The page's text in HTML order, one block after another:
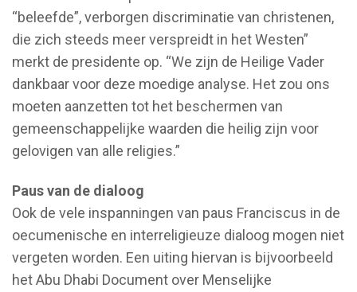
“beleefde”, verborgen discriminatie van christenen,
die zich steeds meer verspreidt in het Westen”
merkt de presidente op. “We zijn de Heilige Vader
dankbaar voor deze moedige analyse. Het zou ons
moeten aanzetten tot het beschermen van
gemeenschappelijke waarden die heilig zijn voor
gelovigen van alle religies.”
Paus van de dialoog
Ook de vele inspanningen van paus Franciscus in de
oecumenische en interreligieuze dialoog mogen niet
vergeten worden. Een uiting hiervan is bijvoorbeeld
het Abu Dhabi Document over Menselijke